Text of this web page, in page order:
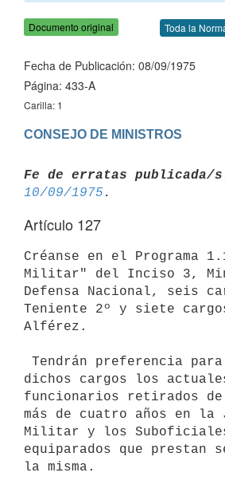
Documento original Toda la
Fecha de Publicación: 08/09/1975
Página: 433-A
Carilla: 1
CONSEJO DE MINISTROS
Fe de erratas publicada/
10/09/1975
Artículo 127
Créanse en el Programa
Militar" del Inciso 3,
Defensa Nacional, seis
Teniente 2º y siete
Alférez.
dichos cargos los
funcionarios retirados
más de cuatro años en
Militar y los
equiparados que prestan
la misma.